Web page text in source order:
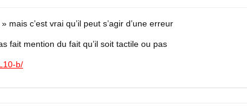
c’est vrai qu’il peut s’agir d’une erreur
fait mention du fait qu’il soit tactile ou pas
b/